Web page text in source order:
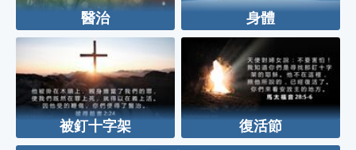
醫治 身體
被釘十字架 復活節